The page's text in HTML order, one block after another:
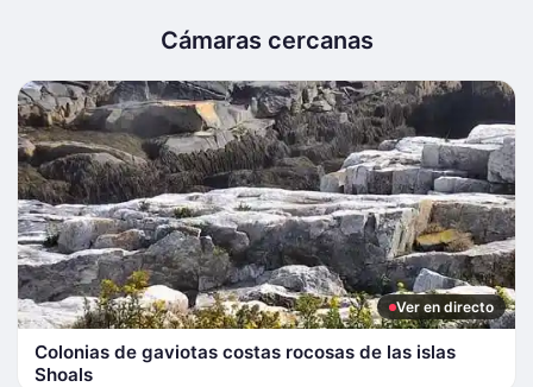
Cámaras cercanas
Ver en directo
Colonias de gaviotas costas rocosas de las islas
Shoals